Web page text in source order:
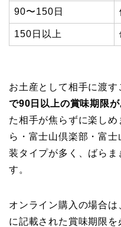
90〜150日
150日以上
お土産として相手に渡す
で90日以上の賞味期限
た相手が焦らずに楽しめ
ら・富士山倶楽部・富
装タイプが多く、ばらま
す。
オンライン購入の場合
に記載された賞味期限